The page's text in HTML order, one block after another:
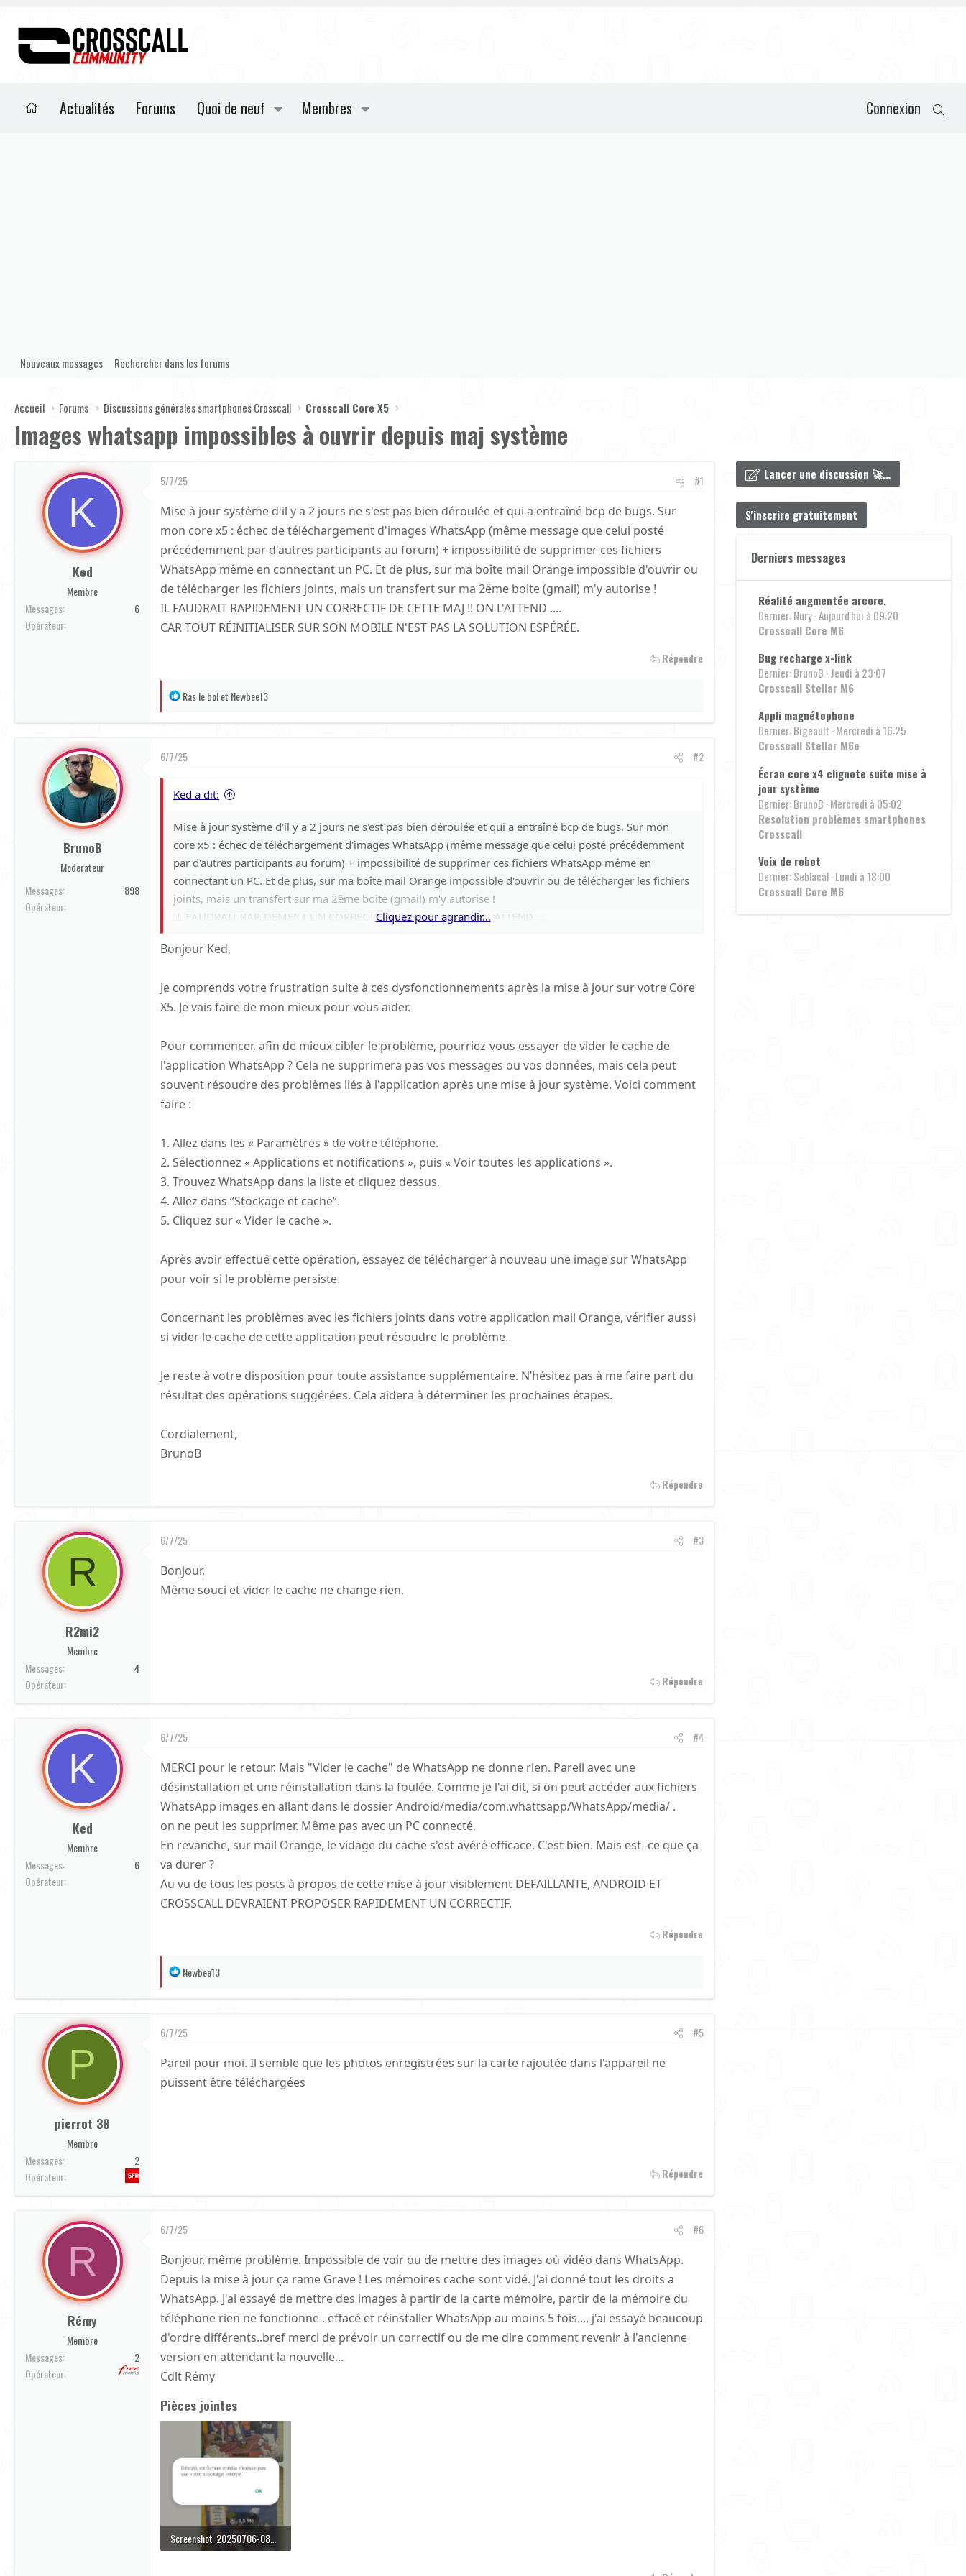
Actualités Forums Quoi de neuf Membres Connexion
Nouveaux messages Rechercher dans les forums
Accueil Forums Discussions générales smartphones Crosscall Crosscall Core X5
Images whatsapp impossibles à ouvrir depuis maj système
K
Ked
Membre
Messages
6
Opérateur
5/7/25 #1
Mise à jour système d'il y a 2 jours ne s'est pas bien déroulée et qui a entraîné bcp de bugs. Sur
mon core x5 : échec de téléchargement d'images WhatsApp (même message que celui posté
précédemment par d'autres participants au forum) + impossibilité de supprimer ces fichiers
WhatsApp même en connectant un PC. Et de plus, sur ma boîte mail Orange impossible d'ouvrir ou
de télécharger les fichiers joints, mais un transfert sur ma 2ëme boite (gmail) m'y autorise !
IL FAUDRAIT RAPIDEMENT UN CORRECTIF DE CETTE MAJ !! ON L'ATTEND ....
CAR TOUT RÉINITIALISER SUR SON MOBILE N'EST PAS LA SOLUTION ESPÉRÉE.
Répondre
R
a
t
o
s
:
Ras le bolet Newbee13
BrunoB
Moderateur
Messages
898
Opérateur
6/7/25 #2
Ked a dit:
Mise à jour système d'il y a 2 jours ne s'est pas bien déroulée et qui a entraîné bcp de bugs. Sur mon
core x5 : échec de téléchargement d'images WhatsApp (même message que celui posté précédemment
par d'autres participants au forum) + impossibilité de supprimer ces fichiers WhatsApp même en
connectant un PC. Et de plus, sur ma boîte mail Orange impossible d'ouvrir ou de télécharger les fichiers
joints, mais un transfert sur ma 2ëme boite (gmail) m'y autorise !
IL FAUDRAIT RAPIDEMENT UN CORRECTIF DE CETTE MAJ !! ON L'ATTEND ....
Cliquez pour agrandir...
Bonjour Ked,
Je comprends votre frustration suite à ces dysfonctionnements après la mise à jour sur votre Core
X5. Je vais faire de mon mieux pour vous aider.
Pour commencer, afin de mieux cibler le problème, pourriez-vous essayer de vider le cache de
l'application WhatsApp ? Cela ne supprimera pas vos messages ou vos données, mais cela peut
souvent résoudre des problèmes liés à l'application après une mise à jour système. Voici comment
faire :
1. Allez dans les « Paramètres » de votre téléphone.
2. Sélectionnez « Applications et notifications », puis « Voir toutes les applications ».
3. Trouvez WhatsApp dans la liste et cliquez dessus.
4. Allez dans ‘’Stockage et cache’’.
5. Cliquez sur « Vider le cache ».
Après avoir effectué cette opération, essayez de télécharger à nouveau une image sur WhatsApp
pour voir si le problème persiste.
Concernant les problèmes avec les fichiers joints dans votre application mail Orange, vérifier aussi
si vider le cache de cette application peut résoudre le problème.
Je reste à votre disposition pour toute assistance supplémentaire. N’hésitez pas à me faire part du
résultat des opérations suggérées. Cela aidera à déterminer les prochaines étapes.
Cordialement,
BrunoB
Répondre
R
R2mi2
Membre
Messages
4
Opérateur
6/7/25 #3
Bonjour,
Même souci et vider le cache ne change rien.
Répondre
K
Ked
Membre
Messages
6
Opérateur
6/7/25 #4
MERCI pour le retour. Mais "Vider le cache" de WhatsApp ne donne rien. Pareil avec une
désinstallation et une réinstallation dans la foulée. Comme je l'ai dit, si on peut accéder aux fichiers
WhatsApp images en allant dans le dossier Android/media/com.whattsapp/WhatsApp/media/ .
on ne peut les supprimer. Même pas avec un PC connecté.
En revanche, sur mail Orange, le vidage du cache s'est avéré efficace. C'est bien. Mais est -ce que ça
va durer ?
Au vu de tous les posts à propos de cette mise à jour visiblement DEFAILLANTE, ANDROID ET
CROSSCALL DEVRAIENT PROPOSER RAPIDEMENT UN CORRECTIF.
Répondre
R
a
t
o
n
Newbee13
P
pierrot 38
Membre
Messages
2
Opérateur
6/7/25 #5
Pareil pour moi. Il semble que les photos enregistrées sur la carte rajoutée dans l'appareil ne
puissent être téléchargées
Répondre
R
Rémy
Membre
Messages
2
Opérateur
6/7/25 #6
Bonjour, même problème. Impossible de voir ou de mettre des images où vidéo dans WhatsApp.
Depuis la mise à jour ça rame Grave ! Les mémoires cache sont vidé. J'ai donné tout les droits a
WhatsApp. J'ai essayé de mettre des images à partir de la carte mémoire, partir de la mémoire du
téléphone rien ne fonctionne . effacé et réinstaller WhatsApp au moins 5 fois.... j'ai essayé beaucoup
d'ordre différents..bref merci de prévoir un correctif ou de me dire comment revenir à l'ancienne
version en attendant la nouvelle...
Cdlt Rémy
Pièces jointes
Lancer une discussion 🚀…
S'inscrire gratuitement
Derniers messages
Réalité augmentée arcore.
Dernier: Nury Aujourd'hui à 09:20
Crosscall Core M6
Bug recharge x-link
Dernier: BrunoB Jeudi à 23:07
Crosscall Stellar M6
Appli magnétophone
Dernier: Bigeault Mercredi à 16:25
Crosscall Stellar M6e
Écran core x4 clignote suite mise à
jour système
Dernier: BrunoB Mercredi à 05:02
Resolution problèmes smartphones
Crosscall
Voix de robot
Dernier: Seblacal Lundi à 18:00
Crosscall Core M6